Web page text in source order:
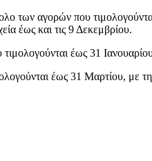
των αγορών που
έως και τις 9 Δεκεμβρίου.
έως 31
έως 31 Μαρτίου, με